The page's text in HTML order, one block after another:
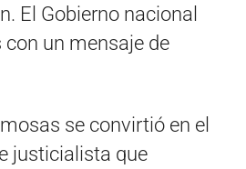
El Gobierno nacional
un mensaje de
se convirtió en el
justicialista que